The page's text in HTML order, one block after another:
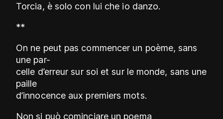
Torcia, è solo con lui che io danzo.
**
On ne peut pas commencer un poème, sans
une par-
celle d’erreur sur soi et sur le monde, sans une
paille
d’innocence aux premiers mots.
Non si può cominciare un poema